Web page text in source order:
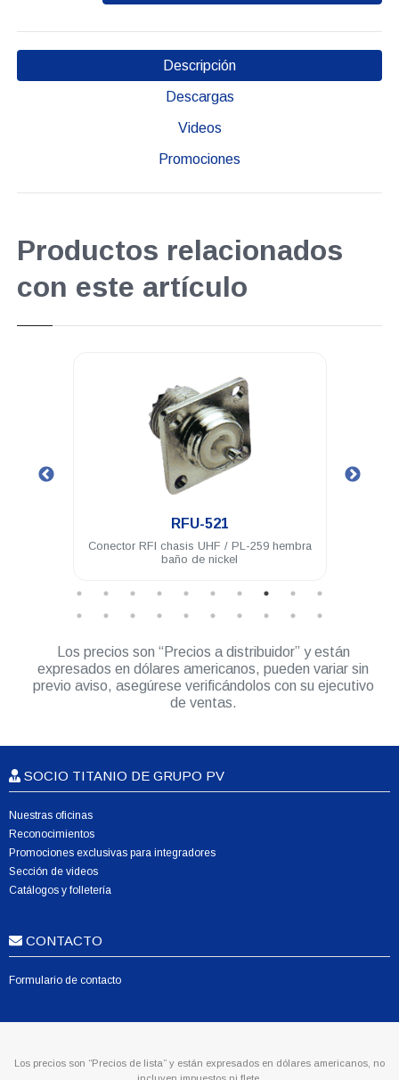
Descripción
Descargas
Videos
Promociones
Productos relacionados
con este artículo
RFU-521
Conector RFI chasis UHF / PL-259 hembra
baño de nickel
Los precios son “Precios a distribuidor” y están
expresados en dólares americanos, pueden variar sin
previo aviso, asegúrese verificándolos con su ejecutivo
de ventas.
SOCIO TITANIO DE GRUPO PV
Nuestras oficinas
Reconocimientos
Promociones exclusivas para integradores
Sección de videos
Catálogos y folletería
CONTACTO
Formulario de contacto
Los precios son “Precios de lista” y están expresados en dólares americanos, no